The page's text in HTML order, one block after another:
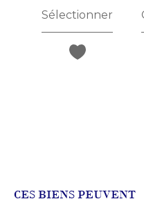
Sélectionner
CES BIENS PEUVENT